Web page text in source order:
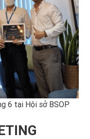
6 tại Hội sở BSOP